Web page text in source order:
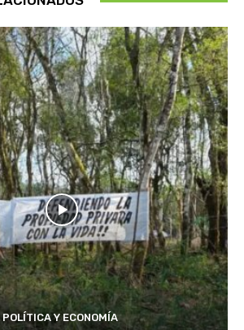
POLÍTICA Y ECONOMÍA